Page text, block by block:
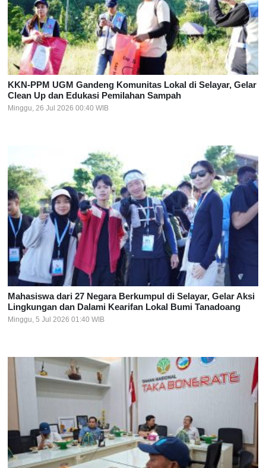
KKN-PPM UGM Gandeng Komunitas Lokal di Selayar, Gelar
Clean Up dan Edukasi Pemilahan Sampah
Minggu, 26 Jul 2026 00:40 WIB
Mahasiswa dari 27 Negara Berkumpul di Selayar, Gelar Aksi
Lingkungan dan Dalami Kearifan Lokal Bumi Tanadoang
Minggu, 5 Jul 2026 01:40 WIB